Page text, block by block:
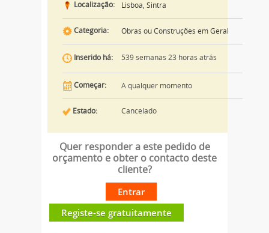
Localização: Lisboa, Sintra
Categoria: Obras ou Construções em Geral
Inserido há: 539 semanas 23 horas atrás
Começar: A qualquer momento
Estado: Cancelado
Quer responder a este pedido de
orçamento e obter o contacto deste
cliente?
Entrar
Registe-se gratuitamente